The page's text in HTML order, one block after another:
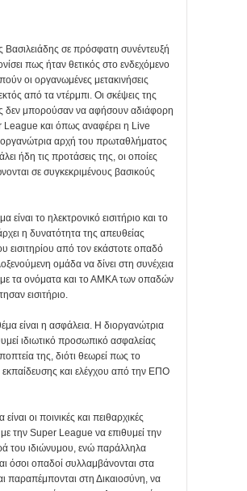
Βασιλειάδης σε πρόσφατη συνέντευξή
πως ήταν θετικός στο ενδεχόμενο
οι οργανωμένες μετακινήσεις
από τα ντέρμπι. Οι σκέψεις της
δεν μπορούσαν να αφήσουν αδιάφορη
League και όπως αναφέρει η Live
αρχή του πρωταθλήματος
ήδη τις προτάσεις της, οι οποίες
σε συγκεκριμένους βασικούς
είναι το ηλεκτρονικό εισιτήριο και το
η δυνατότητα της απευθείας
εισιτηρίου από τον εκάστοτε οπαδό
ομάδα να δίνει στη συνέχεια
με τα ονόματα και το ΑΜΚΑ των οπαδών
εισιτήριο.
είναι η ασφάλεια. Η διοργανώτρια
ιδιωτικό προσωπικό ασφαλείας
της, διότι θεωρεί πως το
και ελέγχου από την ΕΠΟ
είναι οι ποινικές και πειθαρχικές
την Super League να επιθυμεί την
του ιδιώνυμου, ενώ παράλληλα
όσοι οπαδοί συλλαμβάνονται στα
παραπέμπονται στη Δικαιοσύνη, να